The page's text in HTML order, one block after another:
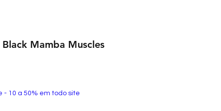
Mamba Muscles
- 10 a 50% em todo site